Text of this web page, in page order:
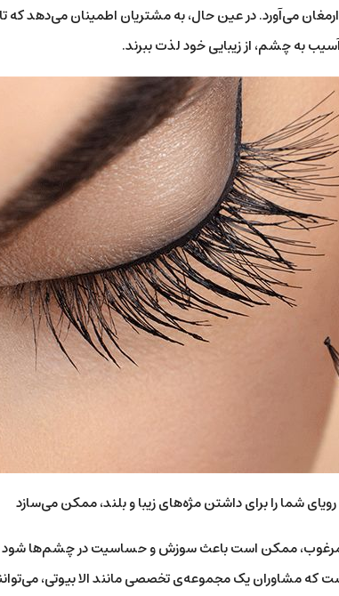
ارمغان می‌آورد. در عین حال، به مشتریان اطمینان می‌دهد که
به چشم، از زیبایی خود لذت ببرند.
شما را برای داشتن مژه‌های زیبا و بلند، ممکن می‌سازد
ممکن است باعث سوزش و حساسیت در چشم‌ها شود
که مشاوران یک مجموعه‌ی تخصصی مانند الا بیوتی،